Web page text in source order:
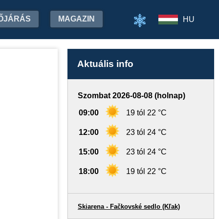
MAGAZIN HU
Aktuális info
Szombat 2026-08-08 (holnap)
09:00 19 tól 22 °C
12:00 23 tól 24 °C
15:00 23 tól 24 °C
18:00 19 tól 22 °C
Skiarena - Fačkovské sedlo (Kľak)